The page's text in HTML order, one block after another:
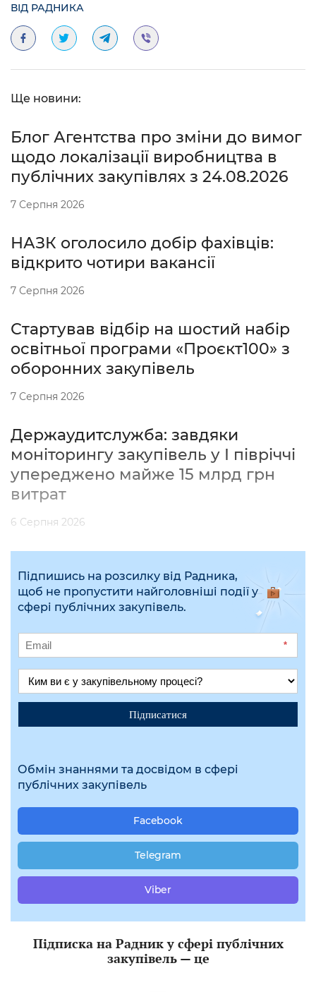
ВІД РАДНИКА
Ще новини:
Блог Агентства про зміни до вимог
щодо локалізації виробництва в
публічних закупівлях з 24.08.2026
7 Серпня 2026
НАЗК оголосило добір фахівців:
відкрито чотири вакансії
7 Серпня 2026
Стартував відбір на шостий набір
освітньої програми «Проєкт100» з
оборонних закупівель
7 Серпня 2026
Держаудитслужба: завдяки
моніторингу закупівель у І півріччі
упереджено майже 15 млрд грн
витрат
6 Серпня 2026
Підпишись на розсилку від Радника,
щоб не пропустити найголовніші події у
сфері публічних закупівель.
*
Підписатися
Обмін знаннями та досвідом в сфері
публічних закупівель
Facebook
Telegram
Viber
Підписка на Радник у сфері публічних
закупівель — це